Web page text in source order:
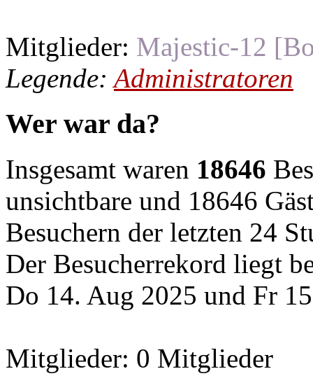
Mitglieder: Majestic-12
Legende:Administratoren
Wer war da?
Insgesamt waren 18646
unsichtbare und 18646
Besuchern der letzten 24
Der Besucherrekord liegt
Do 14. Aug 2025 und Fr
Mitglieder: 0 Mitglieder